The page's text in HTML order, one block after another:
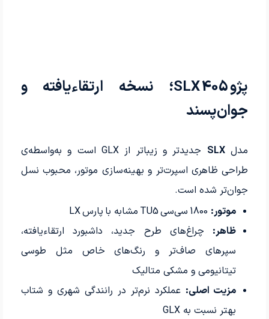
پژو 405 SLX؛ نسخه ارتقاء‌یافته و
جوان‌پسند
مدلSLX
جدیدتر و زیباتر از GLX است و به‌واسطه‌ی
طراحی ظاهری اسپرت‌تر و بهینه‌سازی موتور، محبوب نسل
جوان‌تر شده است.
موتور:
ظاهر: چراغ‌های طرح جدید، داشبورد ارتقاء‌یافته،
سپرهای صاف‌تر و رنگ‌های خاص مثل طوسی
تیتانیومی و مشکی متالیک
مزیت اصلی: عملکرد نرم‌تر در رانندگی شهری و شتاب
بهتر نسبت به GLX